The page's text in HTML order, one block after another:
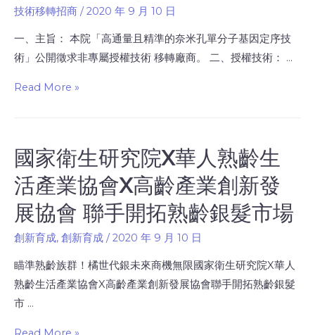
技術移轉招商 /2020 年 9 月 10 日
一、主旨： 本院「高通量且精準的奈米孔單分子基因定序技
術」公開徵求非專屬授權技術 移轉廠商。 二、授權技術： …
Read More »
國家衛生研究院X華人熟齡生
活產業協會X高齡產業創新發
展協會 聯手開拓熟齡銀髮市場
創新育成, 創新育成 /2020 年 9 月 10 日
瞄準熟齡族群！橘世代銀未來商機無限國家衛生研究院X華人
熟齡生活產業協會X高齡產業創新發展協會聯手開拓熟齡銀髮
市 …